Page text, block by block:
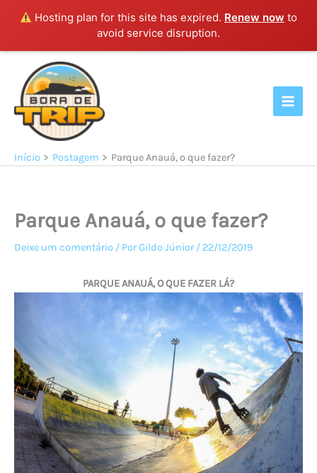
Hosting plan for this site has expired. Renew now to
avoid service disruption.
conteúdo
Início Postagem Parque Anauá, o que fazer?
Parque Anauá, o que fazer?
Deixe um comentário / PorGildo Júnior/ 22/12/2019
PARQUE ANAUÁ, O QUE FAZER LÁ?